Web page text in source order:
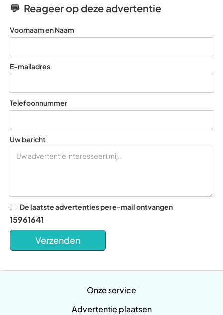
💬 Reageer op deze advertentie
Voornaam en Naam
E-mailadres
Telefoonnummer
Uw bericht
De laatste advertenties per e-mail ontvangen
15961641
Onze service
Advertentie plaatsen